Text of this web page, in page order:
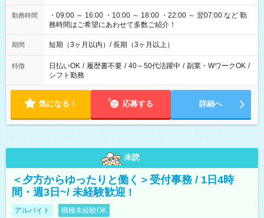
勤務時間
・09:00 ～ 16:00 ・10:00 ～ 18:00 ・22:00 ～ 翌07:00 など 勤
務時間はご希望にあわせて多数ご紹介！
期間 短期（3ヶ月以内）/ 長期（3ヶ月以上）
特徴 日払いOK / 履歴書不要 / 40～50代活躍中 / 副業・WワークOK /
シフト勤務
気になる！ 応募する 詳細へ
未読
＜夕方からゆったりと働く＞受付事務 / 1日4時
間・週3日~/ 未経験歓迎 !
アルバイト 職種未経験OK